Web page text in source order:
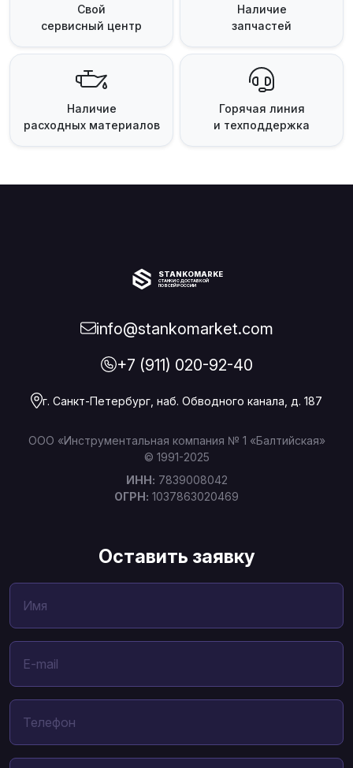
Свой
сервисный центр
Наличие
запчастей
Наличие
расходных материалов
Горячая линия
и техподдержка
STANKOMARKET
СТАНКИ С ДОСТАВКОЙ
ПО ВСЕЙ РОССИИ
info@stankomarket.com
+7 (911) 020-92-40
г. Санкт-Петербург, наб. Обводного канала, д. 187
ООО «Инструментальная компания № 1 «Балтийская»
© 1991-2025
ИНН: 7839008042
ОГРН: 1037863020469
Оставить заявку